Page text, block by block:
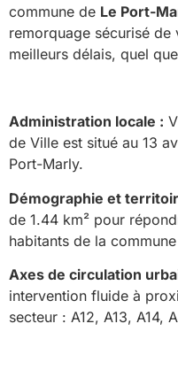
commune de Le Port-
remorquage sécurisé
meilleurs délais, quel
Administration locale :
de Ville est situé au 13
Port-Marly.
Démographie et
de 1.44 km² pour
habitants de la
Axes de circulation
intervention fluide à
secteur : A12, A13, A14,